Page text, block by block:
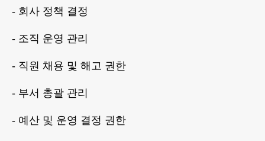
- 회사 정책 결정
- 조직 운영 관리
- 직원 채용 및 해고 권한
- 부서 총괄 관리
- 예산 및 운영 결정 권한